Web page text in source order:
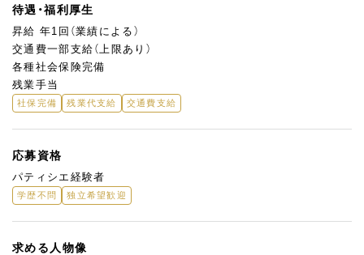
待遇・福利厚生
昇給 年1回（業績による）
交通費一部支給（上限あり）
各種社会保険完備
残業手当
社保完備 残業代支給 交通費支給
応募資格
パティシエ経験者
学歴不問 独立希望歓迎
求める人物像